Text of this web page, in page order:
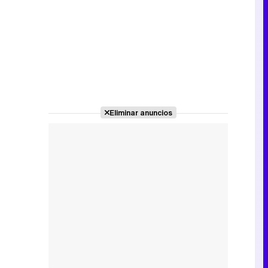
Eliminar anuncios